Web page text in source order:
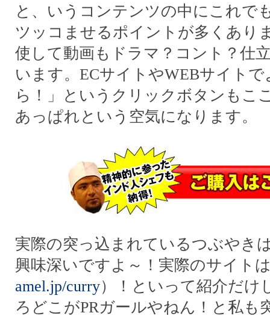
と、いうコンテンツの中にこれで
ツッコませるポイントが多くあり
使して動画もドラマ？コント？仕
います。ECサイトやWEBサイト
ら！」というクリックボタンもこ
あっぱれという空気になります。
実際の突っ込まれているつぶやき
興味深いですよ～！実際のサイト
amel.jp/curry）！といって紹介だけ
ろどこがPRガールやねん！と私も